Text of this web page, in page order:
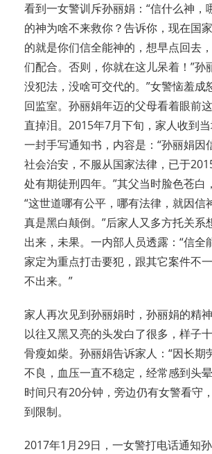
看到一女警训斥孙丽娟：“信什么神，
的神为啥不来救你？告诉你，现在国
的就是你们信全能神的，想早点回去
们配合。否则，你就在这儿呆着！”孙
没犯法，没啥可交代的。”女警恼羞成
回监室。孙丽娟年迈的父母看着眼前
直掉泪。2015年7月下旬，家人收到
一封手写通知书，内容是：“孙丽娟因
社会治安，不服从国家法律，已于
处有期徒刑四年。”其父当时脸色苍白
“这世道哪有公平，哪有法律，就因信
真是黑白颠倒。”后家人又多方托关系
出来，未果。一内部人员透露：“信全
家定为重点打击要犯，跟其它案件不
不出来。”
家人再次见到孙丽娟时，孙丽娟的精
以往又黑又亮的头发白了很多，样子
骨瘦如柴。孙丽娟告诉家人：“因长期
不良，血压一直不稳定，经常感到头
时间只有20分钟，旁边仍有女警看守
到限制。
2017年1月29日，一女警打电话通知